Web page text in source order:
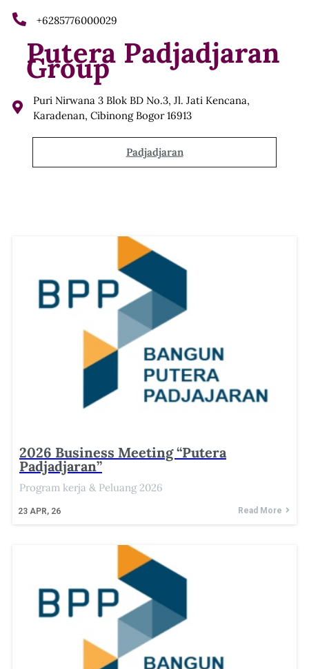
+6285776000029
Putera Padjadjaran
Group
Puri Nirwana 3 Blok BD No.3, Jl. Jati Kencana,
Karadenan, Cibinong Bogor 16913
Padjadjaran
2026 Business Meeting “Putera
Padjadjaran”
23 APR, 26
Program kerja & Peluang 2026
Read More